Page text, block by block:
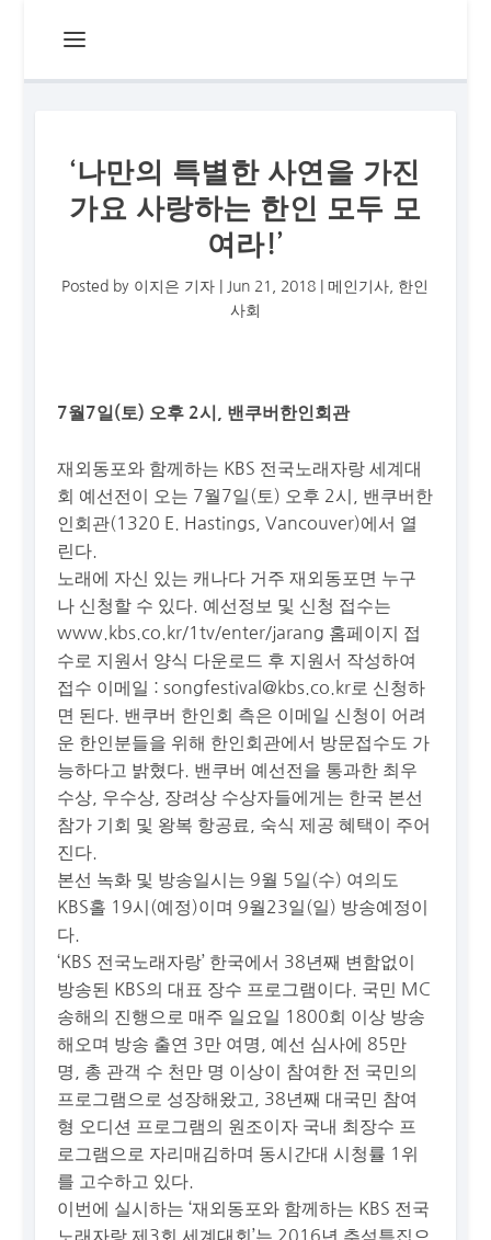
‘나만의 특별한 사연을 가진
가요 사랑하는 한인 모두 모
여라!’
Posted by 이지은 기자 Jun 21, 2018 |메인기사
한인
사회
7월7일(토) 오후 2시, 밴쿠버한인회관
재외동포와 함께하는 KBS 전국노래자랑 세계대
회 예선전이 오는 7월7일(토) 오후 2시, 밴쿠버한
인회관(1320 E. Hastings, Vancouver)에서 열
린다.
노래에 자신 있는 캐나다 거주 재외동포면 누구
나 신청할 수 있다. 예선정보 및 신청 접수는
www.kbs.co.kr/1tv/enter/jarang 홈페이지 접
수로 지원서 양식 다운로드 후 지원서 작성하여
접수 이메일 : songfestival@kbs.co.kr로 신청하
면 된다. 밴쿠버 한인회 측은 이메일 신청이 어려
운 한인분들을 위해 한인회관에서 방문접수도 가
능하다고 밝혔다. 밴쿠버 예선전을 통과한 최우
수상, 우수상, 장려상 수상자들에게는 한국 본선
참가 기회 및 왕복 항공료, 숙식 제공 혜택이 주어
진다.
본선 녹화 및 방송일시는 9월 5일(수) 여의도
KBS홀 19시(예정)이며 9월23일(일) 방송예정이
다.
‘KBS 전국노래자랑’ 한국에서 38년째 변함없이
방송된 KBS의 대표 장수 프로그램이다. 국민 MC
송해의 진행으로 매주 일요일 1800회 이상 방송
해오며 방송 출연 3만 여명, 예선 심사에 85만
명, 총 관객 수 천만 명 이상이 참여한 전 국민의
프로그램으로 성장해왔고, 38년째 대국민 참여
형 오디션 프로그램의 원조이자 국내 최장수 프
로그램으로 자리매김하며 동시간대 시청률 1위
를 고수하고 있다.
이번에 실시하는 ‘재외동포와 함께하는 KBS 전국
노래자랑 제3회 세계대회’는 2016년 추석특집으